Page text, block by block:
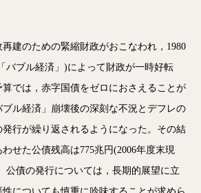
再建のための緊縮財政がおこなわれ，1980
バブル経済」)によって財政が一時好転
算では，赤字国債をゼロにおさえることが
ル経済」崩壊後の深刻な不況とデフレの
行が繰り返されるようになった。その結
せた公債残高は775兆円(2006年度末現
公債の発行については，長期的展望に立